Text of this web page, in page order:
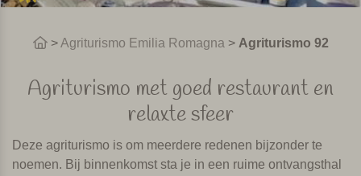
>Agriturismo Emilia Romagna > Agriturismo 92
Agriturismo met goed restaurant en
relaxte sfeer
Deze agriturismo is om meerdere redenen bijzonder te
noemen. Bij binnenkomst sta je in een ruime ontvangsthal